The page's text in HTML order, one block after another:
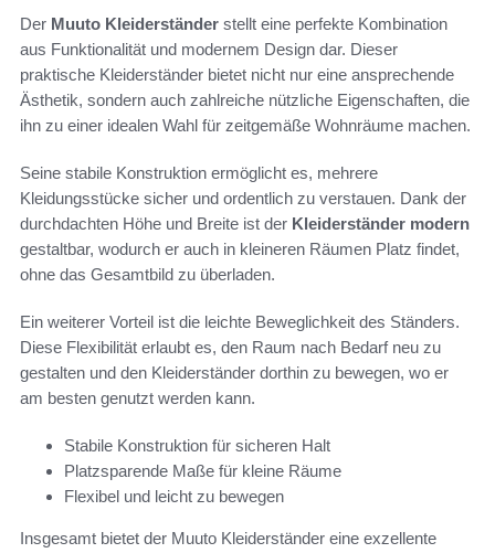
Der Muuto Kleiderständer stellt eine perfekte Kombination
aus Funktionalität und modernem Design dar. Dieser
praktische Kleiderständer bietet nicht nur eine ansprechende
Ästhetik, sondern auch zahlreiche nützliche Eigenschaften, die
ihn zu einer idealen Wahl für zeitgemäße Wohnräume machen.
Seine stabile Konstruktion ermöglicht es, mehrere
Kleidungsstücke sicher und ordentlich zu verstauen. Dank der
durchdachten Höhe und Breite ist der Kleiderständer modern
gestaltbar, wodurch er auch in kleineren Räumen Platz findet,
ohne das Gesamtbild zu überladen.
Ein weiterer Vorteil ist die leichte Beweglichkeit des Ständers.
Diese Flexibilität erlaubt es, den Raum nach Bedarf neu zu
gestalten und den Kleiderständer dorthin zu bewegen, wo er
am besten genutzt werden kann.
Stabile Konstruktion für sicheren Halt
Platzsparende Maße für kleine Räume
Flexibel und leicht zu bewegen
Insgesamt bietet der Muuto Kleiderständer eine exzellente